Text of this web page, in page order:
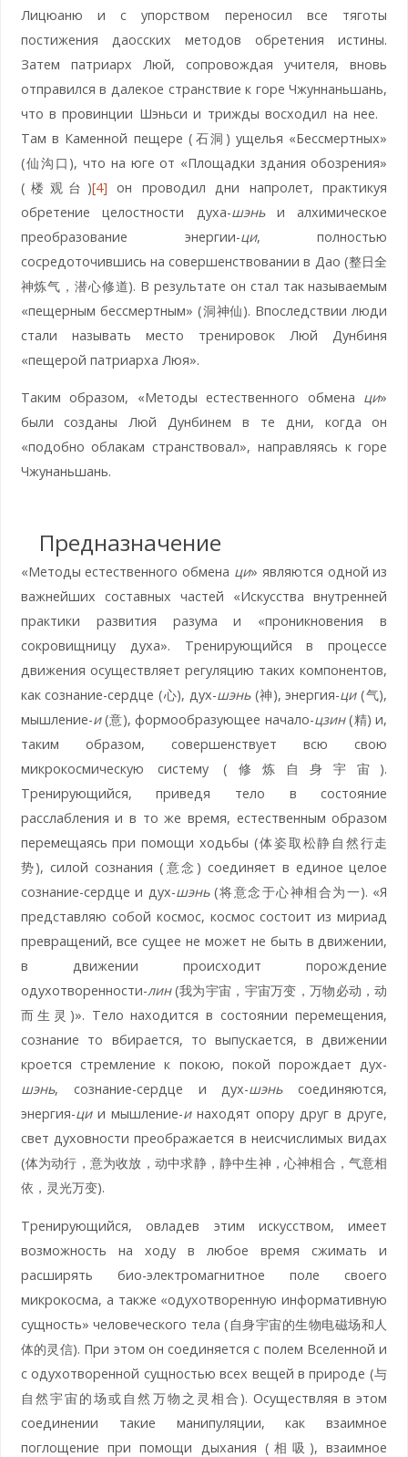
Лицюаню и с упорством переносил все тяготы
постижения даосских методов обретения истины.
Затем патриарх Люй, сопровождая учителя, вновь
отправился в далекое странствие к горе Чжуннаньшань,
что в провинции Шэньси и трижды восходил на нее.
Там в Каменной пещере (石洞) ущелья «Бессмертных»
(仙沟口), что на юге от «Площадки здания обозрения»
(楼观台)[4] он проводил дни напролет, практикуя
обретение целостности духа-шэньи алхимическое
преобразование энергии-ци, полностью
сосредоточившись на совершенствовании в Дао (整日全
神炼气，潜心修道). В результате он стал так называемым
«пещерным бессмертным» (洞神仙). Впоследствии люди
стали называть место тренировок Люй Дунбиня
«пещерой патриарха Люя».
Таким образом, «Методы естественного обмена ци»
были созданы Люй Дунбинем в те дни, когда он
«подобно облакам странствовал», направляясь к горе
Чжунаньшань.
Предназначение
«Методы естественного обмена ци» являются одной из
важнейших составных частей «Искусства внутренней
практики развития разума и «проникновения в
сокровищницу духа». Тренирующийся в процессе
движения осуществляет регуляцию таких компонентов,
как сознание-сердце (心), дух-шэнь(神), энергия-ци(气),
мышление-и(意), формообразующее начало-цзин(精) и,
таким образом, совершенствует всю свою
микрокосмическую систему (修炼自身宇宙).
Тренирующийся, приведя тело в состояние
расслабления и в то же время, естественным образом
перемещаясь при помощи ходьбы (体姿取松静自然行走
势), силой сознания (意念) соединяет в единое целое
сознание-сердце и дух-шэнь (将意念于心神相合为一). «Я
представляю собой космос, космос состоит из мириад
превращений, все сущее не может не быть в движении,
в движении происходит порождение
одухотворенности-лин(我为宇宙，宇宙万变，万物必动，动
而生灵)». Тело находится в состоянии перемещения,
сознание то вбирается, то выпускается, в движении
кроется стремление к покою, покой порождает дух-
шэнь, сознание-сердце и дух-шэньсоединяются,
энергия-ции мышление-инаходят опору друг в друге,
свет духовности преображается в неисчислимых видах
(体为动行，意为收放，动中求静，静中生神，心神相合，气意相
依，灵光万变).
Тренирующийся, овладев этим искусством, имеет
возможность на ходу в любое время сжимать и
расширять био-электромагнитное поле своего
микрокосма, а также «одухотворенную информативную
сущность» человеческого тела (自身宇宙的生物电磁场和人
体的灵信). При этом он соединяется с полем Вселенной и
с одухотворенной сущностью всех вещей в природе (与
自然宇宙的场或自然万物之灵相合). Осуществляя в этом
соединении такие манипуляции, как взаимное
поглощение при помощи дыхания (相吸), взаимное